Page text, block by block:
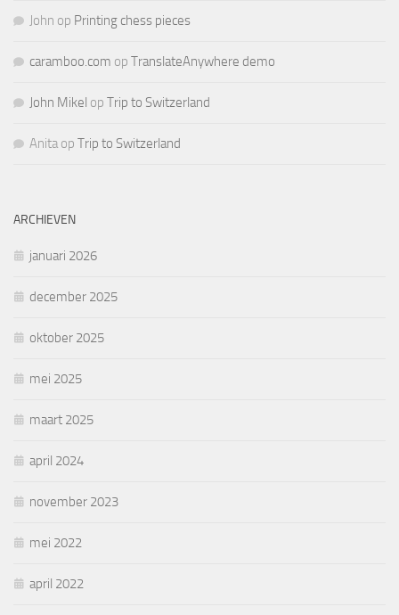
John op Printing chess pieces
caramboo.com op TranslateAnywhere demo
John Mikel op Trip to Switzerland
Anita op Trip to Switzerland
ARCHIEVEN
januari 2026
december 2025
oktober 2025
mei 2025
maart 2025
april 2024
november 2023
mei 2022
april 2022